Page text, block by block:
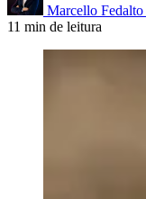
Marcello Fedalto
11 min de leitura